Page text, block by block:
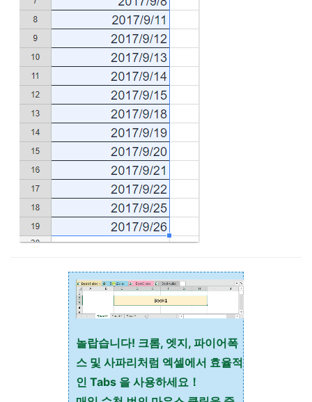
놀랍습니다! 크롬, 엣지, 파이어폭
스 및 사파리처럼 엑셀에서 효율적
인 Tabs 을 사용하세요！